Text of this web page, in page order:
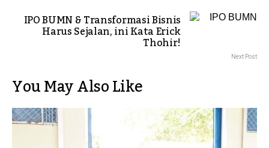
IPO BUMN & Transformasi Bisnis
Harus Sejalan, ini Kata Erick
Thohir!
Next Post
You May Also Like